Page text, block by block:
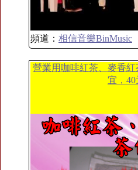
頻道： 相信音樂BinMusic
營業用咖啡紅茶、麥香
宜，40